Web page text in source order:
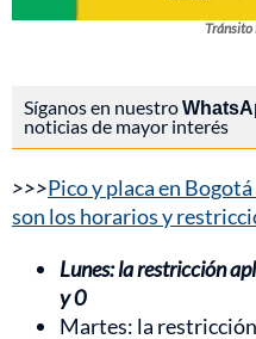
Tránsito
Síganos en nuestro
noticias de mayor interés
>>>Pico y placa en
son los horarios y
Lunes: la restricción
y 0
Martes: la